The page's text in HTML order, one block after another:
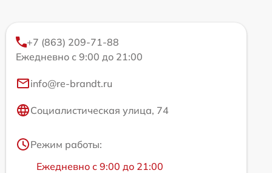
+7 (863) 209-71-88
Ежедневно с 9:00 до 21:00
info@re-brandt.ru
Социалистическая улица, 74
Режим работы:
Ежедневно с 9:00 до 21:00